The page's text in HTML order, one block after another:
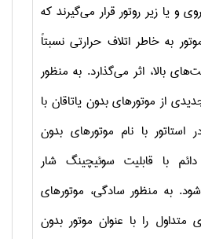
و یا زیر روتور قرار می‌گیرند که
به خاطر اتلاف حرارتی نسبتاً
بالا، اثر می‌گذارد. به منظور
از موتورهای بدون یاتاقان با
با نام موتورهای بدون
با قابلیت سوئیچینگ شار
به منظور سادگی، موتورهای
ی متداول را با عنوان موتور بدون